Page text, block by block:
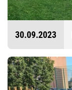
30.09.2023